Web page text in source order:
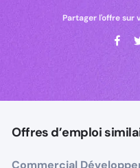
Partager l'offre sur
Offres d’emploi
Commercial